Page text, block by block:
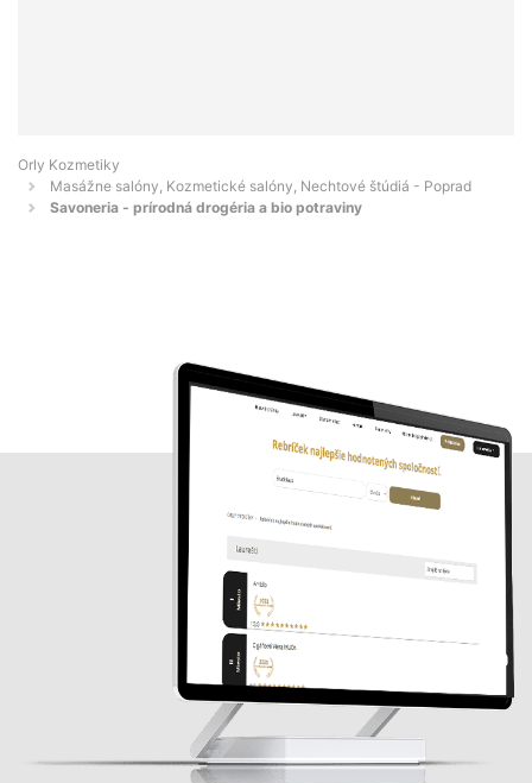
Orly Kozmetiky
Masážne salóny, Kozmetické salóny, Nechtové štúdiá - Poprad
Savoneria - prírodná drogéria a bio potraviny